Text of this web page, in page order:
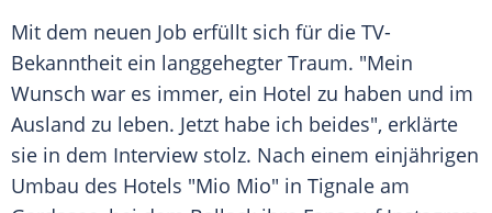
Mit dem neuen Job erfüllt sich für die TV-
Bekanntheit ein langgehegter Traum. "Mein
Wunsch war es immer, ein Hotel zu haben und im
Ausland zu leben. Jetzt habe ich beides", erklärte
sie in dem Interview stolz. Nach einem einjährigen
Umbau des Hotels "Mio Mio" in Tignale am